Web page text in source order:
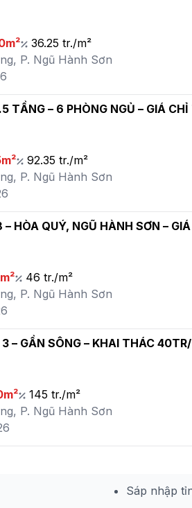
36.25 tr./m²
P. Ngũ Hành Sơn
TẦNG – 6 PHÒNG NGỦ – GIÁ
92.35 tr./m²
P. Ngũ Hành Sơn
HÒA QUÝ, NGŨ HÀNH SƠN –
46 tr./m²
P. Ngũ Hành Sơn
– GẦN SÔNG – KHAI THÁC
145 tr./m²
P. Ngũ Hành Sơn
Sáp nhập